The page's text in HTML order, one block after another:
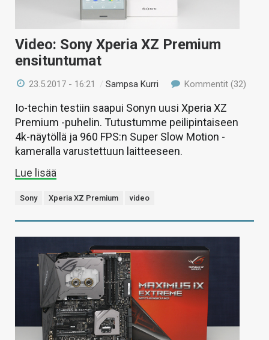
Video: Sony Xperia XZ Premium
ensituntumat
23.5.2017 - 16:21 /Sampsa Kurri Kommentit (32)
Io-techin testiin saapui Sonyn uusi Xperia XZ
Premium -puhelin. Tutustumme peilipintaiseen
4k-näytöllä ja 960 FPS:n Super Slow Motion -
kameralla varustettuun laitteeseen.
Lue lisää
Sony Xperia XZ Premium video